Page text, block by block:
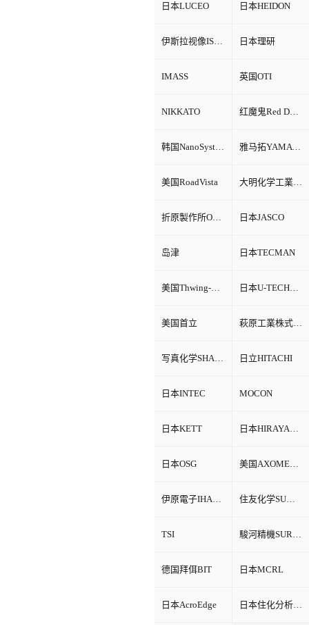
日本LUCEO 日本HEIDON
伊斯拉视像ISRA VISION 日本理研
IMASS 英国OTI
NIKKATO 红魔鬼Red Devil
韩国NanoSystem 雅马拓YAMATO
美国RoadVista 大明化学工業株式会社
折原製作所ORIHARA 日本JASCO
岛津 日本TECMAN
美国Thwing-Albert 日本U-TECHNOLOGY
美国首立 萩原工業株式会社HAGIHARA
写真化学SHASHIN KAGAKU 日立HITACHI
日本INTEC MOCON
日本KETT 日本HIRAYAMA
日本OSG 美国AXOMETRICS
伊原電子IHARA 住友化学SUMITOMO
TSI 駿河精機SURUGA SEIKI
德国拜佴BIT 日本MCRL
日本AcroEdge 日本住化分析SCAS